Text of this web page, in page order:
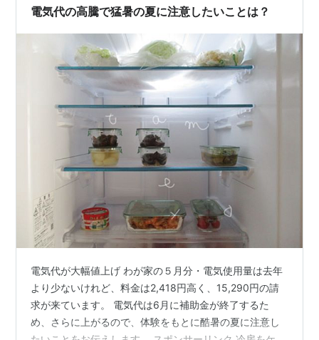
2024年7月の請求・予定額 547kW使用で20,…
電気代の高騰で猛暑の夏に注意したいことは？
電気代が大幅値上げ わが家の５月分・電気使用量は去年
より少ないけれど、料金は2,418円高く、15,290円の請
求が来ています。 電気代は6月に補助金が終了するた
め、さらに上がるので、体験をもとに酷暑の夏に注意し